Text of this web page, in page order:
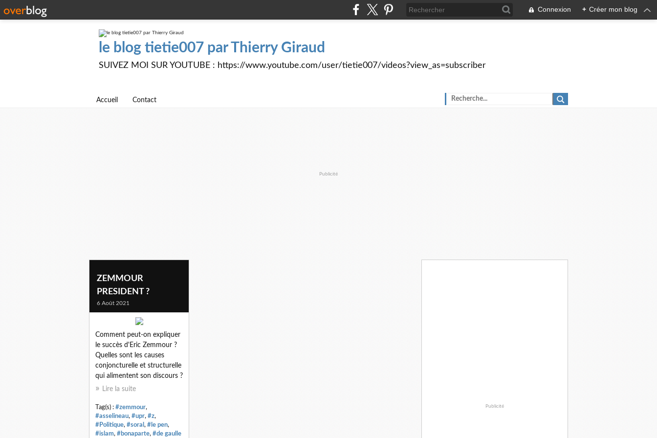
Connexion + Créer mon blog
le blog tietie007 par Thierry Giraud
SUIVEZ MOI SUR YOUTUBE : https://www.youtube.com/user/tietie007/videos?view_as=subscriber
Accueil Contact
Publicité
ZEMMOUR
PRESIDENT ?
6 Août 2021
Comment peut-on expliquer
le succès d'Eric Zemmour ?
Quelles sont les causes
conjoncturelle et structurelle
qui alimentent son discours ?
Lire la suite
Tag(s) : #zemmour,
#asselineau, #upr, #z,
#Politique, #soral , #le pen,
#islam, #bonaparte, #de gaulle
Publicité